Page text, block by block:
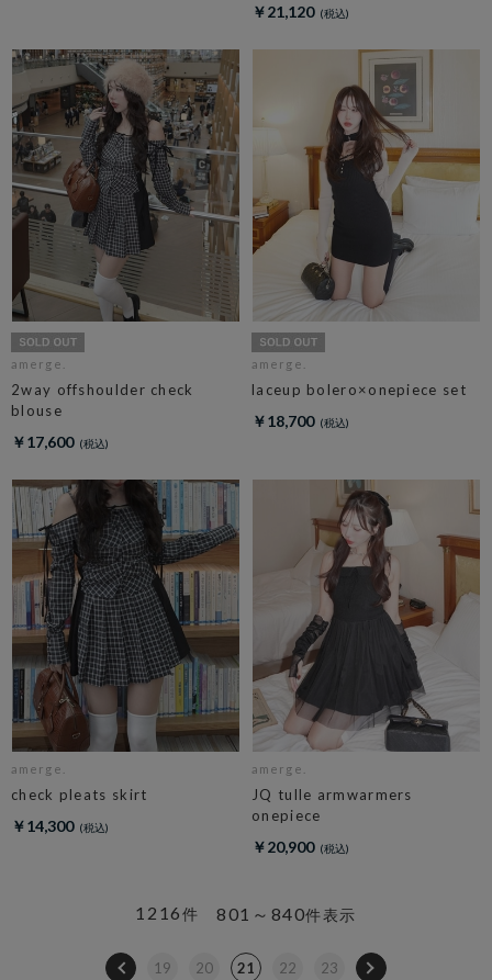
￥21,120
amerge.
2way offshoulder check
blouse
￥17,600
amerge.
laceup bolero×onepiece set
￥18,700
amerge.
check pleats skirt
￥14,300
amerge.
JQ tulle armwarmers
onepiece
￥20,900
801～840件表示
1216件
19 20 21 22 23